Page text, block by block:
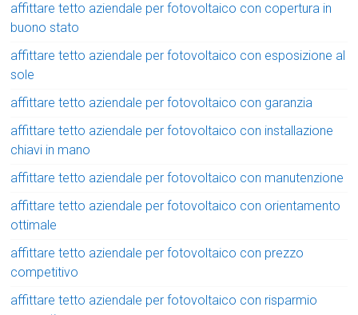
affittare tetto aziendale per fotovoltaico con copertura in
buono stato
affittare tetto aziendale per fotovoltaico con esposizione al
sole
affittare tetto aziendale per fotovoltaico con garanzia
affittare tetto aziendale per fotovoltaico con installazione
chiavi in mano
affittare tetto aziendale per fotovoltaico con manutenzione
affittare tetto aziendale per fotovoltaico con orientamento
ottimale
affittare tetto aziendale per fotovoltaico con prezzo
competitivo
affittare tetto aziendale per fotovoltaico con risparmio